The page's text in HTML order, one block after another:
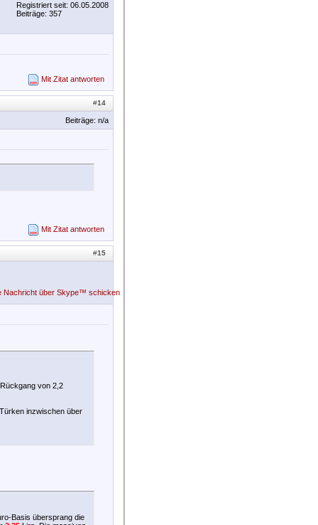
Registriert seit: 06.05.2008
Beiträge: 357
Mit Zitat antworten
#14
Beiträge: n/a
Mit Zitat antworten
#15
von 2,2
inzwischen über
Basis übersprang die